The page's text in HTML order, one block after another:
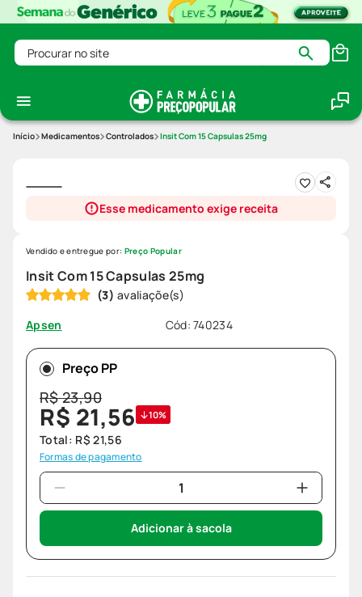
Procurar no site
Medicamentos Controlados Insit Com 15 Capsulas 25mg
Esse medicamento exige receita
Insit Com 15 Capsulas 25mg
(3)
Apsen
Cód:740234
Vendido e entregue por: Preço Popular
Preço PP
R$23,90
R$ 21,56 10%
Total: R$ 21,56
Formas de pagamento
Adicionar à sacola